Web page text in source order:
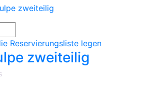
Reservierungsliste legen
zweiteilig